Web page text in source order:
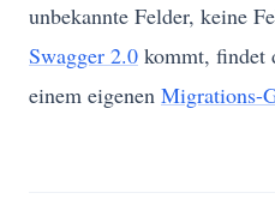
unbekannte Felder, keine
Swagger 2.0 kommt, findet
einem eigenen Migrations-